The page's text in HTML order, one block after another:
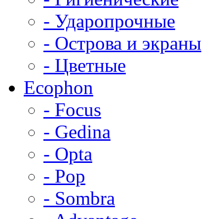
- Ударопрочные
- Острова и экраны
- Цветные
Ecophon
- Focus
- Gedina
- Opta
- Pop
- Sombra